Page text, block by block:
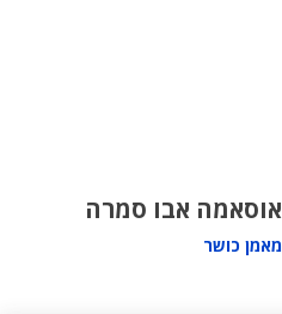
אוסאמה אבו סמרה
מאמן כושר